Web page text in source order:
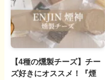
【4種の燻製チーズ】チー
ズ好きにオススメ！『煙